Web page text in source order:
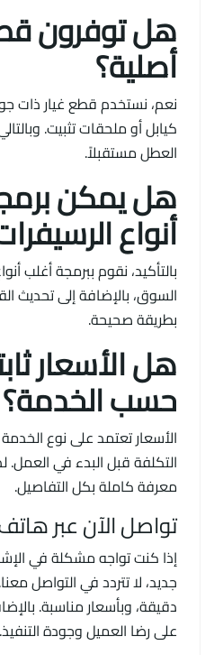
هل توفرون
أصلية؟
كيابل أو ملحقات تثبيت.
العطل مستقبلاً.
هل يمكن
أنواع
بالتأكيد، نقوم ببرمجة أغلب
السوق، بالإضافة إلى تحديث
بطريقة صحيحة.
هل الأسعار
حسب الخدمة؟
الأسعار تعتمد على نوع
التكلفة قبل البدء في
معرفة كاملة بكل التفاصيل.
تواصل الآن عبر
إذا كنت تواجه مشكلة في
جديد، لا تتردد في التواصل
دقيقة، وبأسعار مناسبة.
على رضا العميل وجودة التنفيذ.